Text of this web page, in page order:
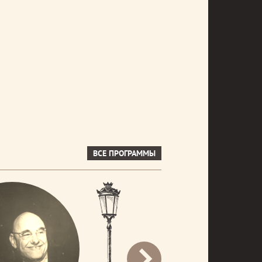
ВСЕ ПРОГРАММЫ